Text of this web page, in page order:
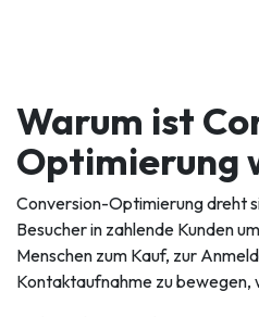
Warum ist
Optimierung
Conversion-Optimierung dreht
Besucher in zahlende Kunden
Menschen zum Kauf, zur
Kontaktaufnahme zu bewegen,